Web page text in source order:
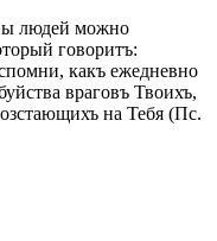
людей можно
говоритъ:
какъ ежедневно
враговъ Твоихъ,
на Тебя (Пс.